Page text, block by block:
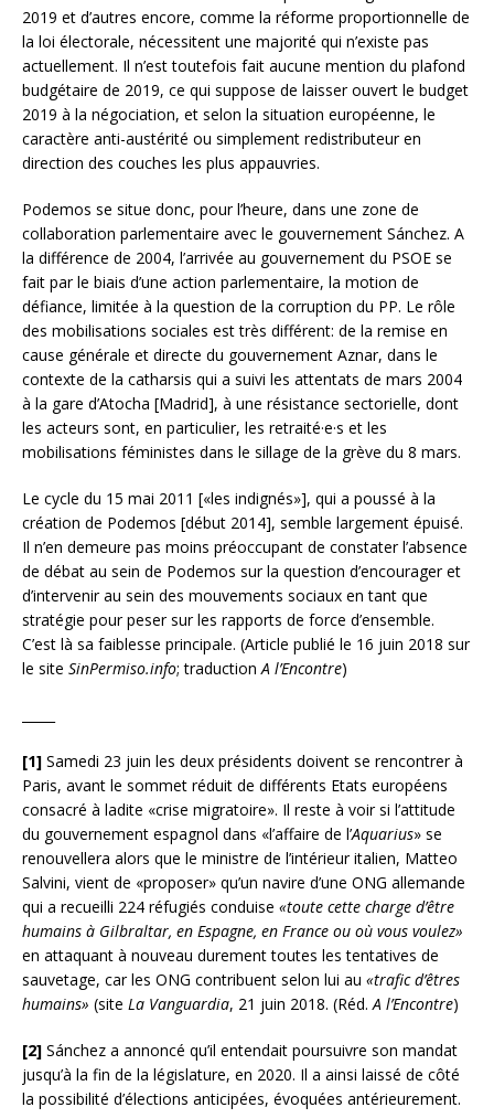
2019 et d’autres encore, comme la réforme proportionnelle de
la loi électorale, nécessitent une majorité qui n’existe pas
actuellement. Il n’est toutefois fait aucune mention du plafond
budgétaire de 2019, ce qui suppose de laisser ouvert le budget
2019 à la négociation, et selon la situation européenne, le
caractère anti-austérité ou simplement redistributeur en
direction des couches les plus appauvries.
Podemos se situe donc, pour l’heure, dans une zone de
collaboration parlementaire avec le gouvernement Sánchez. A
la différence de 2004, l’arrivée au gouvernement du PSOE se
fait par le biais d’une action parlementaire, la motion de
défiance, limitée à la question de la corruption du PP. Le rôle
des mobilisations sociales est très différent: de la remise en
cause générale et directe du gouvernement Aznar, dans le
contexte de la catharsis qui a suivi les attentats de mars 2004
à la gare d’Atocha [Madrid], à une résistance sectorielle, dont
les acteurs sont, en particulier, les retraité·e·s et les
mobilisations féministes dans le sillage de la grève du 8 mars.
Le cycle du 15 mai 2011 [«les indignés»], qui a poussé à la
création de Podemos [début 2014], semble largement épuisé.
Il n’en demeure pas moins préoccupant de constater l’absence
de débat au sein de Podemos sur la question d’encourager et
d’intervenir au sein des mouvements sociaux en tant que
stratégie pour peser sur les rapports de force d’ensemble.
C’est là sa faiblesse principale. (Article publié le 16 juin 2018 sur
le site SinPermiso.info; traductionA l’Encontre)
[1] Samedi 23 juin les deux présidents doivent se rencontrer à
Paris, avant le sommet réduit de différents Etats européens
consacré à ladite «crise migratoire». Il reste à voir si l’attitude
du gouvernement espagnol dans «l’affaire de l’Aquarius» se
renouvellera alors que le ministre de l’intérieur italien, Matteo
Salvini, vient de «proposer» qu’un navire d’une ONG allemande
qui a recueilli 224 réfugiés conduise «toute cette charge d’être
humains à Gilbraltar, en Espagne, en France ou où vous voulez»
en attaquant à nouveau durement toutes les tentatives de
sauvetage, car les ONG contribuent selon lui au «trafic d’êtres
humains» (site La Vanguardia, 21 juin 2018. (Réd.A l’Encontre)
[2] Sánchez a annoncé qu’il entendait poursuivre son mandat
jusqu’à la fin de la législature, en 2020. Il a ainsi laissé de côté
la possibilité d’élections anticipées, évoquées antérieurement.